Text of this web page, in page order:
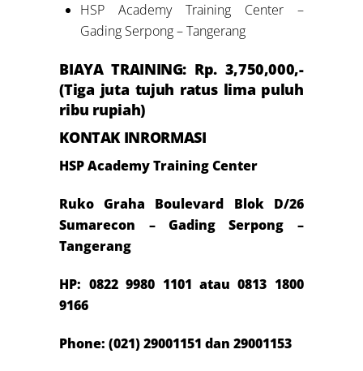
HSP Academy Training Center –
Gading Serpong – Tangerang
BIAYA TRAINING: Rp. 3,750,000,-
(Tiga juta tujuh ratuslima puluh
ribu rupiah)
KONTAK INRORMASI
HSP Academy Training Center
Ruko Graha Boulevard Blok D/26
Sumarecon – Gading Serpong –
Tangerang
HP: 0822 9980 1101 atau 0813 1800
9166
Phone: (021) 29001151 dan 29001153